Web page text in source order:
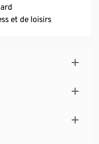
et de loisirs